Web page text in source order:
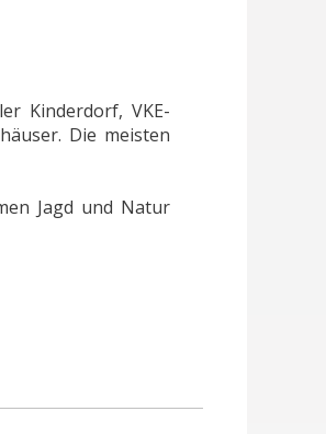
Kinderdorf, VKE-
Die meisten
Jagd und Natur